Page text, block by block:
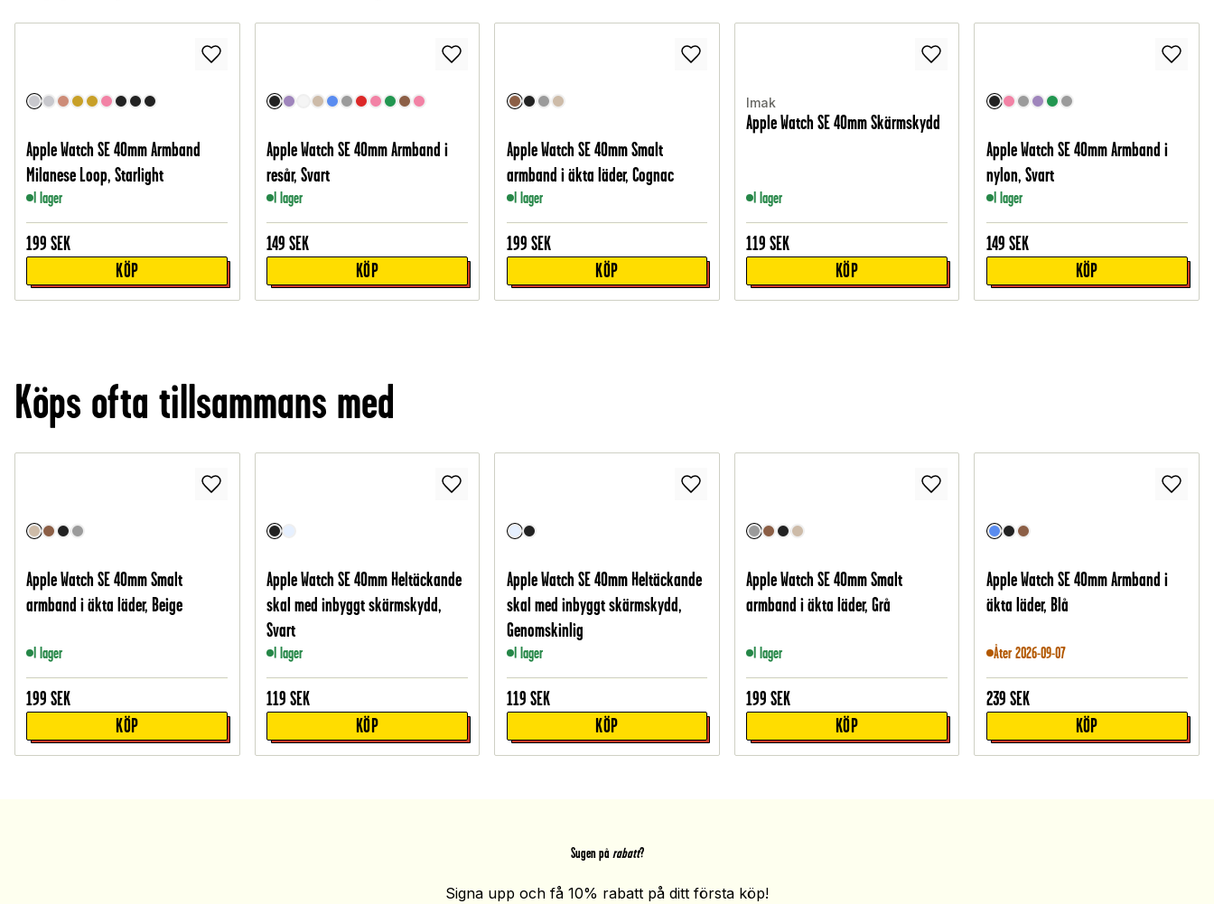
Apple Watch SE 40mm Armband
Milanese Loop, Starlight
I lager
199 SEK
KÖP
Apple Watch SE 40mm Armband i
resår, Svart
I lager
149 SEK
KÖP
Apple Watch SE 40mm Smalt
armband i äkta läder, Cognac
I lager
199 SEK
KÖP
Imak
Apple Watch SE 40mm Skärmskydd
I lager
119 SEK
KÖP
Apple Watch SE 40mm Armband i
nylon, Svart
I lager
149 SEK
KÖP
Köps ofta tillsammans med
Apple Watch SE 40mm Smalt
armband i äkta läder, Beige
I lager
199 SEK
KÖP
Apple Watch SE 40mm Heltäckande
skal med inbyggt skärmskydd,
Svart
I lager
119 SEK
KÖP
Apple Watch SE 40mm Heltäckande
skal med inbyggt skärmskydd,
Genomskinlig
I lager
119 SEK
KÖP
Apple Watch SE 40mm Smalt
armband i äkta läder, Grå
I lager
199 SEK
KÖP
Apple Watch SE 40mm Armband i
äkta läder, Blå
Åter 2026-09-07
239 SEK
KÖP
Sugen på rabatt?
Signa upp och få 10% rabatt på ditt första köp!